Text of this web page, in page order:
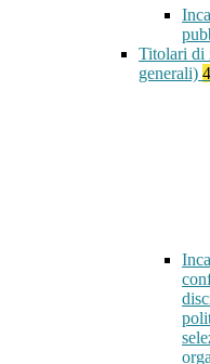
Titolari di
generali) 4